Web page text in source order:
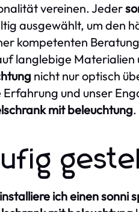
vereinen. Jeder
ausgewählt, um den
kompetenten
langlebige Materialien
nicht nur optisch
Erfahrung und unser
mit beleuchtung.
ich einen sonni